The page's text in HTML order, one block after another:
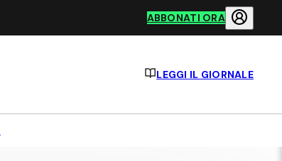
ABBONATI ORA
LEGGI IL GIORNALE